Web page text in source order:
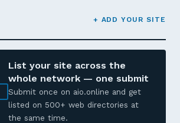
+ ADD YOUR SITE
List your site across the
whole network — one submit
Submit once on aio.online and get
listed on 500+ web directories at
the same time.